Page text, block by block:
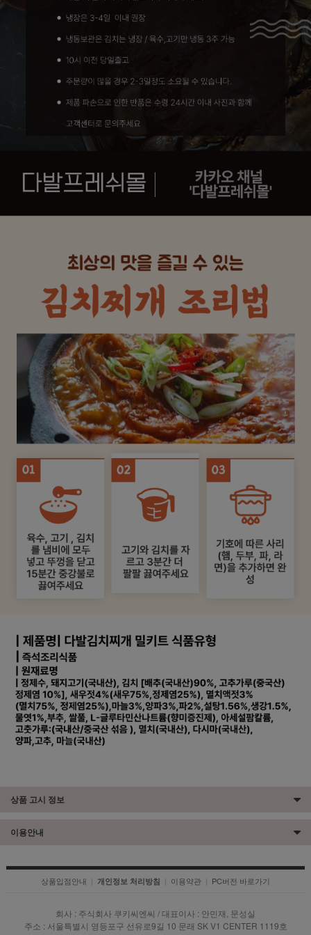
상품 고시 정보
이용안내
상품입점안내 | 개인정보 처리방침 | 이용약관 | PC버전 바로가기
회사 : 주식회사 쿠키씨엔씨 / 대표이사 : 안민재, 문성실
주소 : 서울특별시 영등포구 선유로9길 10 문래 SK V1 CENTER 1119호